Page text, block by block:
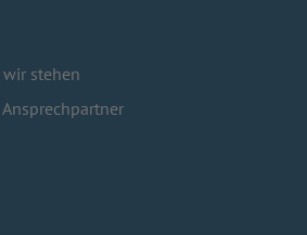
stehen